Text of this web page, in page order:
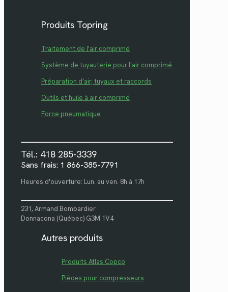
Produits Topring
Traitement de l'air comprimé
Système de tuyauterie pour l'air comprimé
Préparation d'air, tuyaux et raccords
Outils et huile à air comprimé
Force pneumatique
Tél.: 418 285-3339
Sans frais: 1 866-385-7791
Heures d'ouverture: Lun. au ven. 8h à 17h
231, Armand Bombardier
Donnacona (Québec) G3M 1V4
Autres produits
Produits Atlas Copco
Pièces pour compresseurs